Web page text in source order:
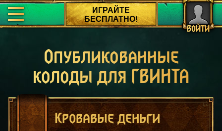
ВОЙТИ
ИГРАЙТЕ
БЕСПЛАТНО!
Опубликованные
колоды для ГВИНТА
Кровавые деньги